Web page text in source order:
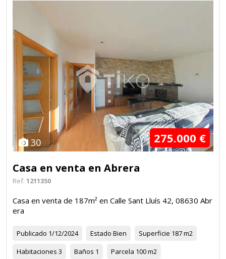
30 275.000 €
Casa en venta en Abrera
Ref. 1211350
Casa en venta de 187m² en Calle Sant Lluís 42, 08630 Abr
era
Publicado 1/12/2024 Estado Bien Superficie 187 m2
Habitaciones 3 Baños 1 Parcela 100 m2